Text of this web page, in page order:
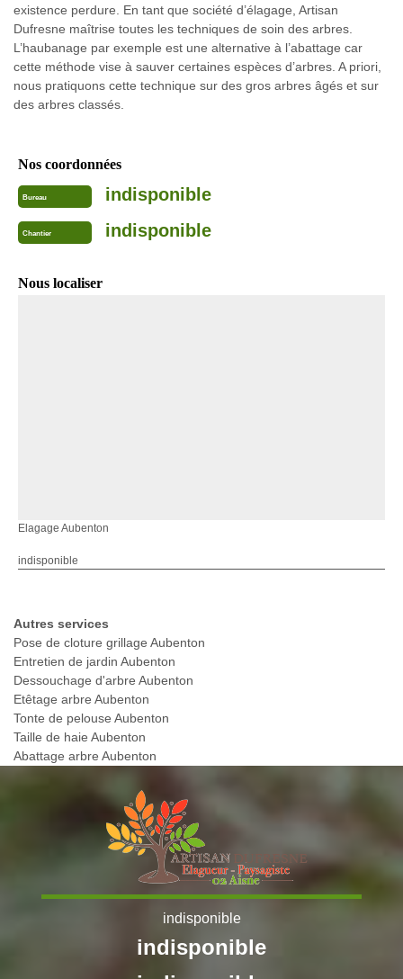
existence perdure. En tant que société d’élagage, Artisan
Dufresne maîtrise toutes les techniques de soin des arbres.
L’haubanage par exemple est une alternative à l’abattage car
cette méthode vise à sauver certaines espèces d’arbres. A priori,
nous pratiquons cette technique sur des gros arbres âgés et sur
des arbres classés.
Nos coordonnées
Bureau indisponible
Chantier indisponible
Nous localiser
Elagage Aubenton
indisponible
Autres services
Pose de cloture grillage Aubenton
Entretien de jardin Aubenton
Dessouchage d'arbre Aubenton
Etêtage arbre Aubenton
Tonte de pelouse Aubenton
Taille de haie Aubenton
Abattage arbre Aubenton
indisponible
indisponible